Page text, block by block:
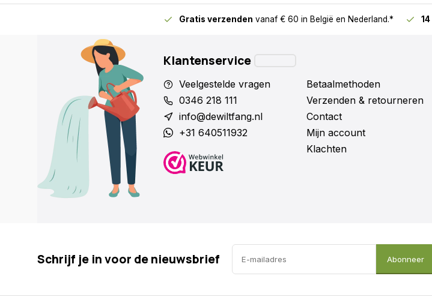
Gratis verzenden vanaf € 60 in België en Nederland.* 14
Klantenservice
Veelgestelde vragen
0346 218 111
info@dewiltfang.nl
+31 640511932
Betaalmethoden
Verzenden & retourneren
Contact
Mijn account
Klachten
Schrijf je in voor de nieuwsbrief Abonneer